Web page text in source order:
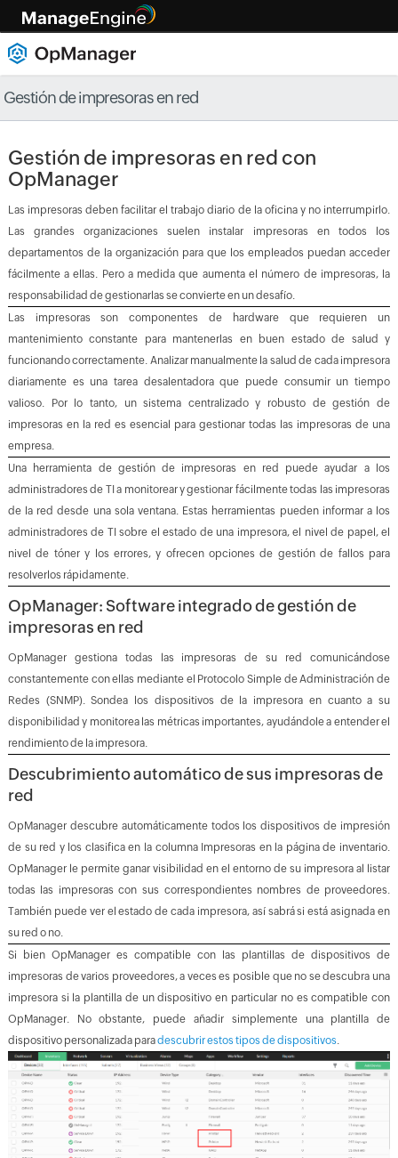
Gestión de impresoras en red
Gestión de impresoras en red con
OpManager
Las impresoras deben facilitar el trabajo diario de la oficina y no interrumpirlo.
Las grandes organizaciones suelen instalar impresoras en todos los
departamentos de la organización para que los empleados puedan acceder
fácilmente a ellas. Pero a medida que aumenta el número de impresoras, la
responsabilidad de gestionarlas se convierte en un desafío.
Las impresoras son componentes de hardware que requieren un
mantenimiento constante para mantenerlas en buen estado de salud y
funcionando correctamente. Analizar manualmente la salud de cada impresora
diariamente es una tarea desalentadora que puede consumir un tiempo
valioso. Por lo tanto, un sistema centralizado y robusto de gestión de
impresoras en la red es esencial para gestionar todas las impresoras de una
empresa.
Una herramienta de gestión de impresoras en red puede ayudar a los
administradores de TI a monitorear y gestionar fácilmente todas las impresoras
de la red desde una sola ventana. Estas herramientas pueden informar a los
administradores de TI sobre el estado de una impresora, el nivel de papel, el
nivel de tóner y los errores, y ofrecen opciones de gestión de fallos para
resolverlos rápidamente.
OpManager: Software integrado de gestión de
impresoras en red
OpManager gestiona todas las impresoras de su red comunicándose
constantemente con ellas mediante el Protocolo Simple de Administración de
Redes (SNMP). Sondea los dispositivos de la impresora en cuanto a su
disponibilidad y monitorea las métricas importantes, ayudándole a entender el
rendimiento de la impresora.
Descubrimiento automático de sus impresoras de
red
OpManager descubre automáticamente todos los dispositivos de impresión
de su red y los clasifica en la columna Impresoras en la página de inventario.
OpManager le permite ganar visibilidad en el entorno de su impresora al listar
todas las impresoras con sus correspondientes nombres de proveedores.
También puede ver el estado de cada impresora, así sabrá si está asignada en
su red o no.
Si bien OpManager es compatible con las plantillas de dispositivos de
impresoras de varios proveedores, a veces es posible que no se descubra una
impresora si la plantilla de un dispositivo en particular no es compatible con
OpManager. No obstante, puede añadir simplemente una plantilla de
dispositivo personalizada paradescubrir estos tipos de dispositivos.